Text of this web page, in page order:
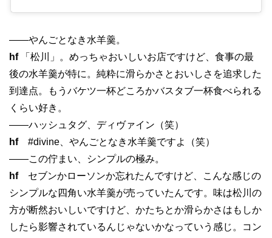
——やんごとなき水羊羹。
hf「松川」。めっちゃおいしいお店ですけど、食事の最
後の水羊羹が特に。純粋に滑らかさとおいしさを追求した
到達点。もうバケツ一杯どころかバスタブ一杯食べられる
くらい好き。
——ハッシュタグ、ディヴァイン（笑）
hf#divine、やんごとなき水羊羹ですよ（笑）
——この佇まい、シンプルの極み。
hfセブンかローソンか忘れたんですけど、こんな感じの
シンプルな四角い水羊羹が売っていたんです。味は松川の
方が断然おいしいですけど、かたちとか滑らかさはもしか
したら影響されているんじゃないかなっていう感じ。コン